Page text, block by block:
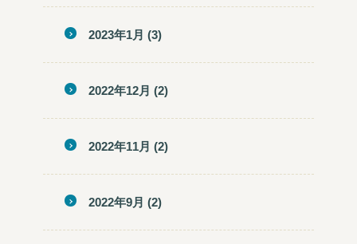
2023年1月 (3)
2022年12月 (2)
2022年11月 (2)
2022年9月 (2)